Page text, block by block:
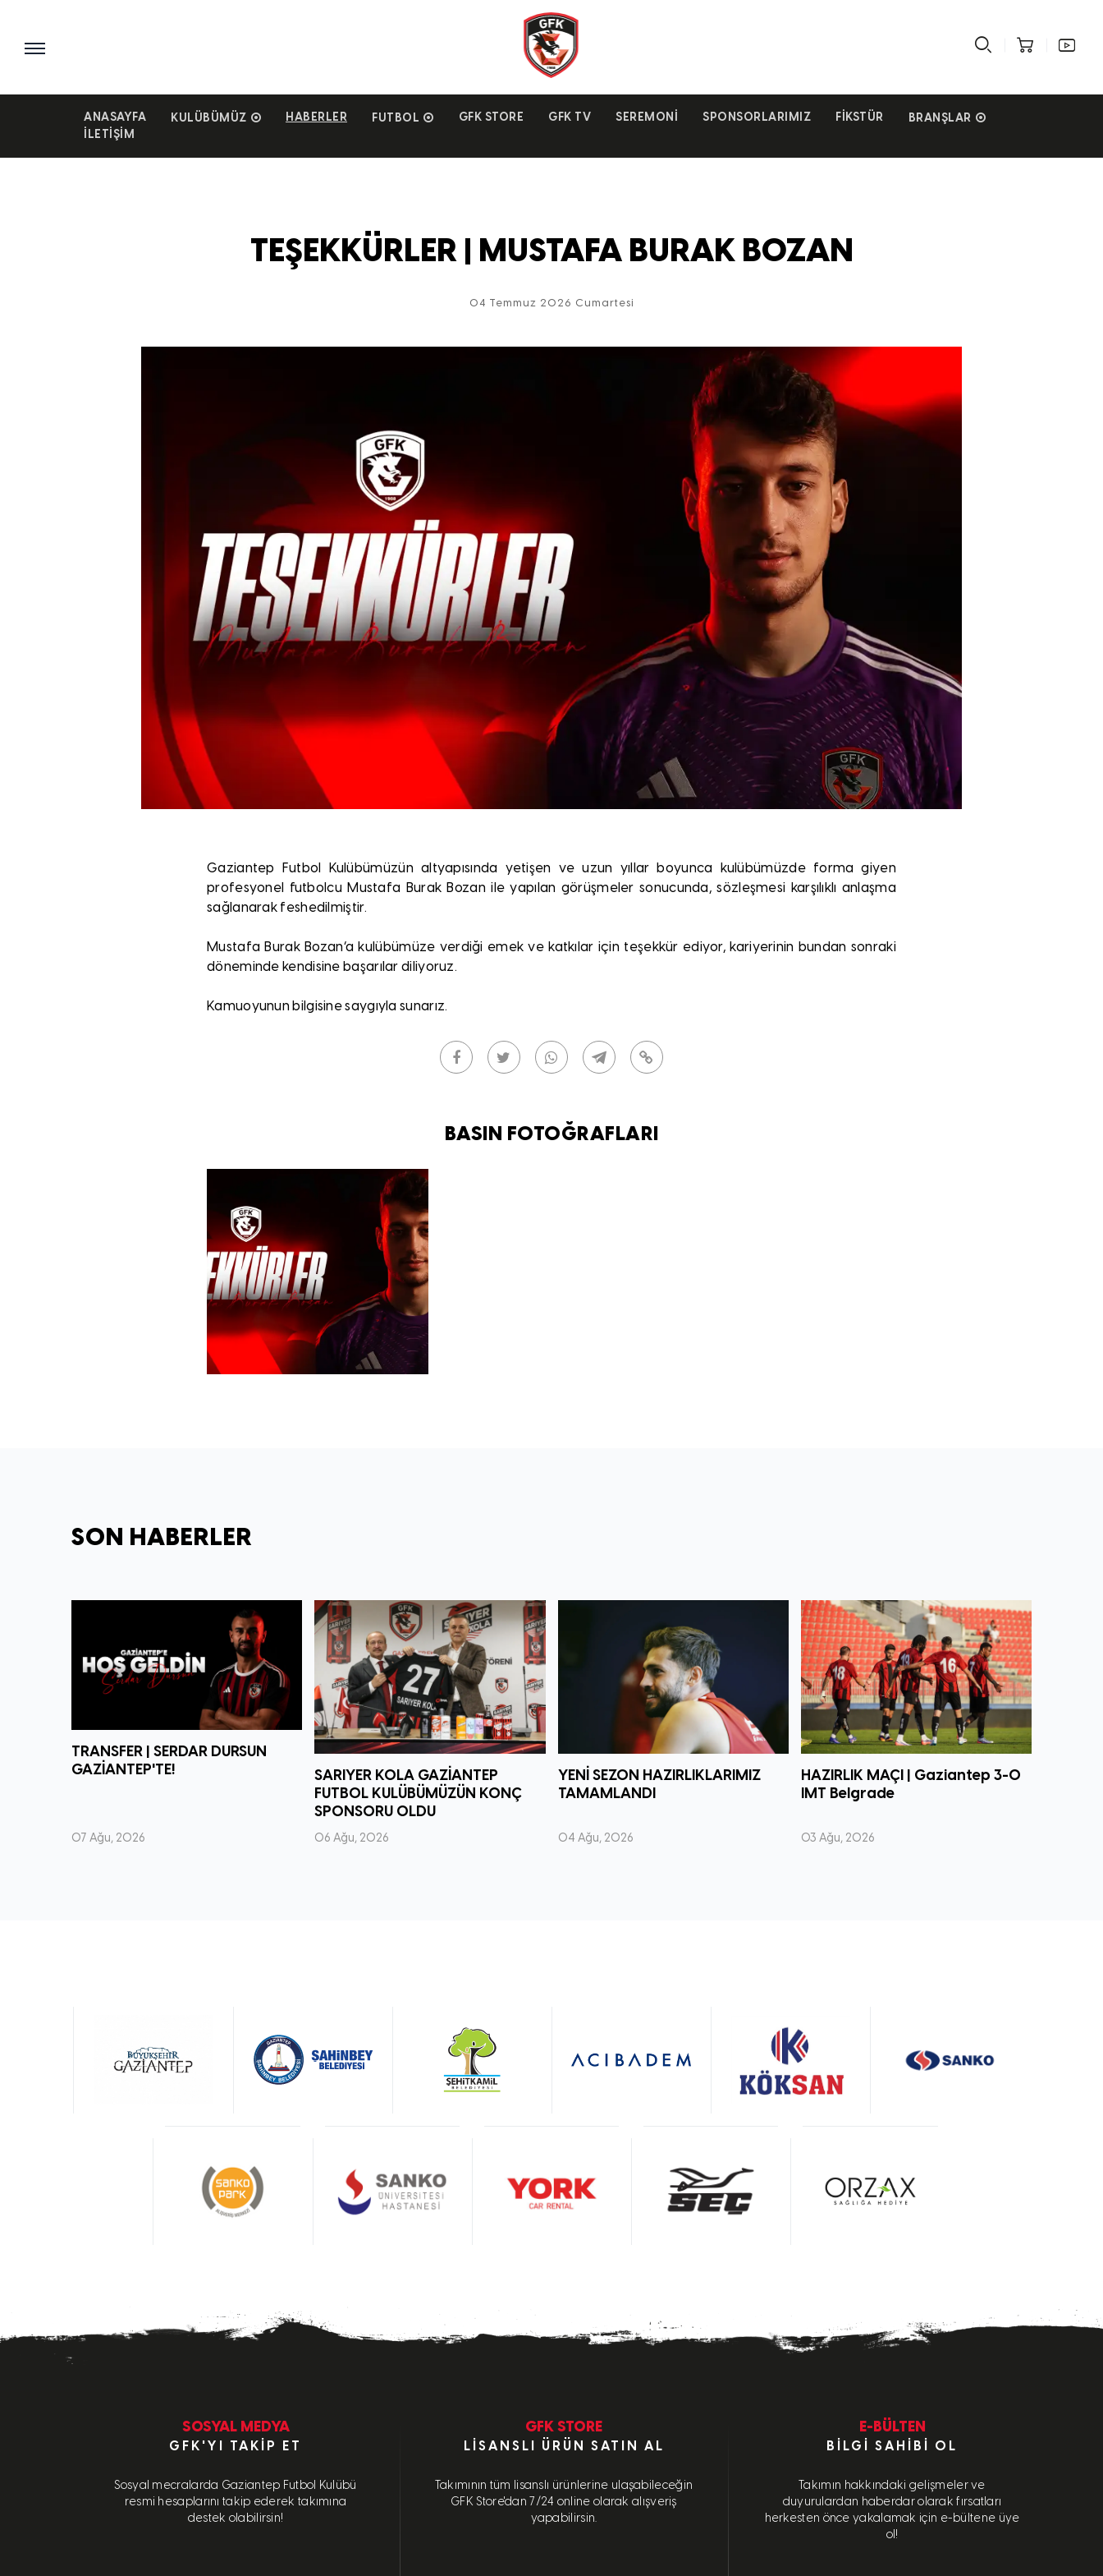
ANASAYFA KULÜBÜMÜZ HABERLER FUTBOL GFK STORE GFK TV SEREMONI SPONSORLARIMIZ FIKSTÜR
BRANŞLAR
İLETIŞIM
TEŞEKKÜRLER | MUSTAFA BURAK BOZAN
04 Temmuz 2026 Cumartesi
Gaziantep Futbol Kulübümüzün altyapısında yetişen ve uzun yıllar boyunca kulübümüzde forma giyen
profesyonel futbolcu Mustafa Burak Bozan ile yapılan görüşmeler sonucunda, sözleşmesi karşılıklı anlaşma
sağlanarak feshedilmiştir.
Mustafa Burak Bozan’a kulübümüze verdiği emek ve katkılar için teşekkür ediyor, kariyerinin bundan sonraki
döneminde kendisine başarılar diliyoruz.
Kamuoyunun bilgisine saygıyla sunarız.
BASIN FOTOĞRAFLARI
SON HABERLER
TRANSFER | SERDAR DURSUN
GAZİANTEP'TE!
07 Ağu, 2026
SARIYER KOLA GAZİANTEP
FUTBOL KULÜBÜMÜZÜN KONÇ
SPONSORU OLDU
06 Ağu, 2026
YENİ SEZON HAZIRLIKLARIMIZ
TAMAMLANDI
04 Ağu, 2026
HAZIRLIK MAÇI | Gaziantep 3-0
IMT Belgrade
03 Ağu, 2026
SOSYAL MEDYA
GFK'YI TAKIP ET
Sosyal mecralarda Gaziantep Futbol Kulübü
resmi hesaplarını takip ederek takımına
destek olabilirsin!
GFK STORE
LISANSLI ÜRÜN SATIN AL
Takımının tüm lisanslı ürünlerine ulaşabileceğin
GFK Store'dan 7/24 online olarak alışveriş
yapabilirsin.
E-BÜLTEN
BILGI SAHIBI OL
Takımın hakkındaki gelişmeler ve
duyurulardan haberdar olarak fırsatları
herkesten önce yakalamak için e-bültene üye
ol!